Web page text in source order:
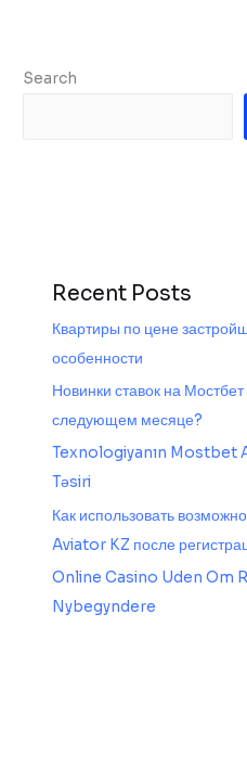
Search
Recent Posts
Квартиры по цене
особенности
Новинки ставок на
следующем месяце?
Texnologiyanın Mostbet
Təsiri
Как использовать
Aviator KZ после
Online Casino Uden Om
Nybegyndere